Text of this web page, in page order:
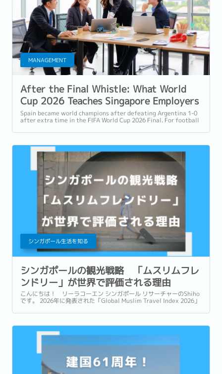
MANAGEMENT
After the Final Whistle: What World
Cup 2026 Teaches Singapore Employers
About Building Team Culture
Spain became world champions after defeating Argentina 1-0
after extra time in the FIFA World Cup 2026 Final. For football
シンガポール生活を知る
シンガポールの観光戦略 「ムスリムフレ
ンドリー」が世界で評価される理由
こんにちは！ リーラコーエン シンガポール リサーチャーのShiho
です。 2026年に発表された「Global Muslim Travel Index 2026」